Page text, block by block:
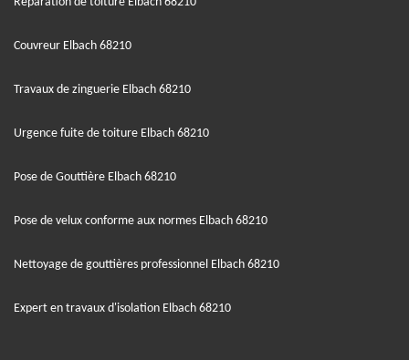
Couvreur Elbach 68210
Travaux de zinguerie Elbach 68210
Urgence fuite de toiture Elbach 68210
Pose de Gouttière Elbach 68210
Pose de velux conforme aux normes Elbach 68210
Nettoyage de gouttières professionnel Elbach 68210
Expert en travaux d'isolation Elbach 68210